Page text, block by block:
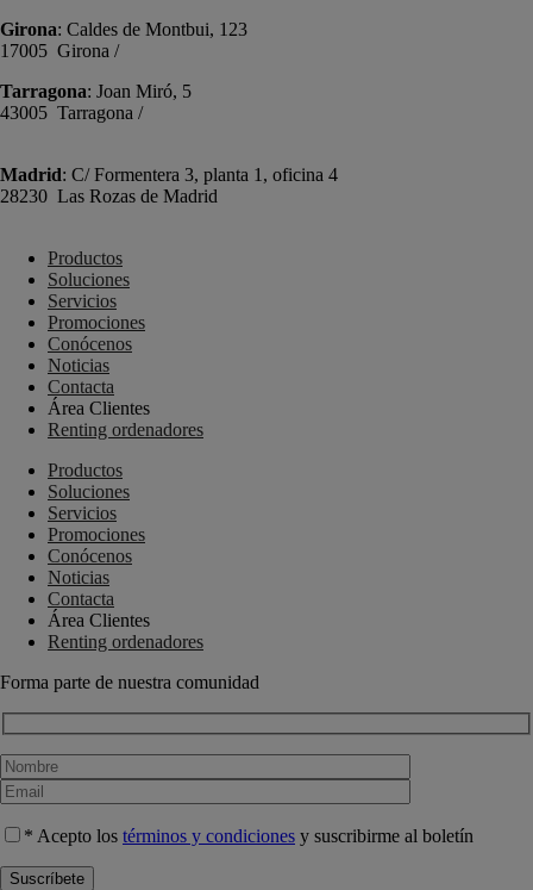
Girona: Caldes de Montbui, 123
17005 Girona /
Tarragona: Joan Miró, 5
43005 Tarragona /
Madrid: C/ Formentera 3, planta 1, oficina 4
28230 Las Rozas de Madrid
Productos
Soluciones
Servicios
Promociones
Conócenos
Noticias
Contacta
Área Clientes
Renting ordenadores
Productos
Soluciones
Servicios
Promociones
Conócenos
Noticias
Contacta
Área Clientes
Renting ordenadores
Forma parte de nuestra comunidad
* Acepto los términos y condiciones y suscribirme al boletín